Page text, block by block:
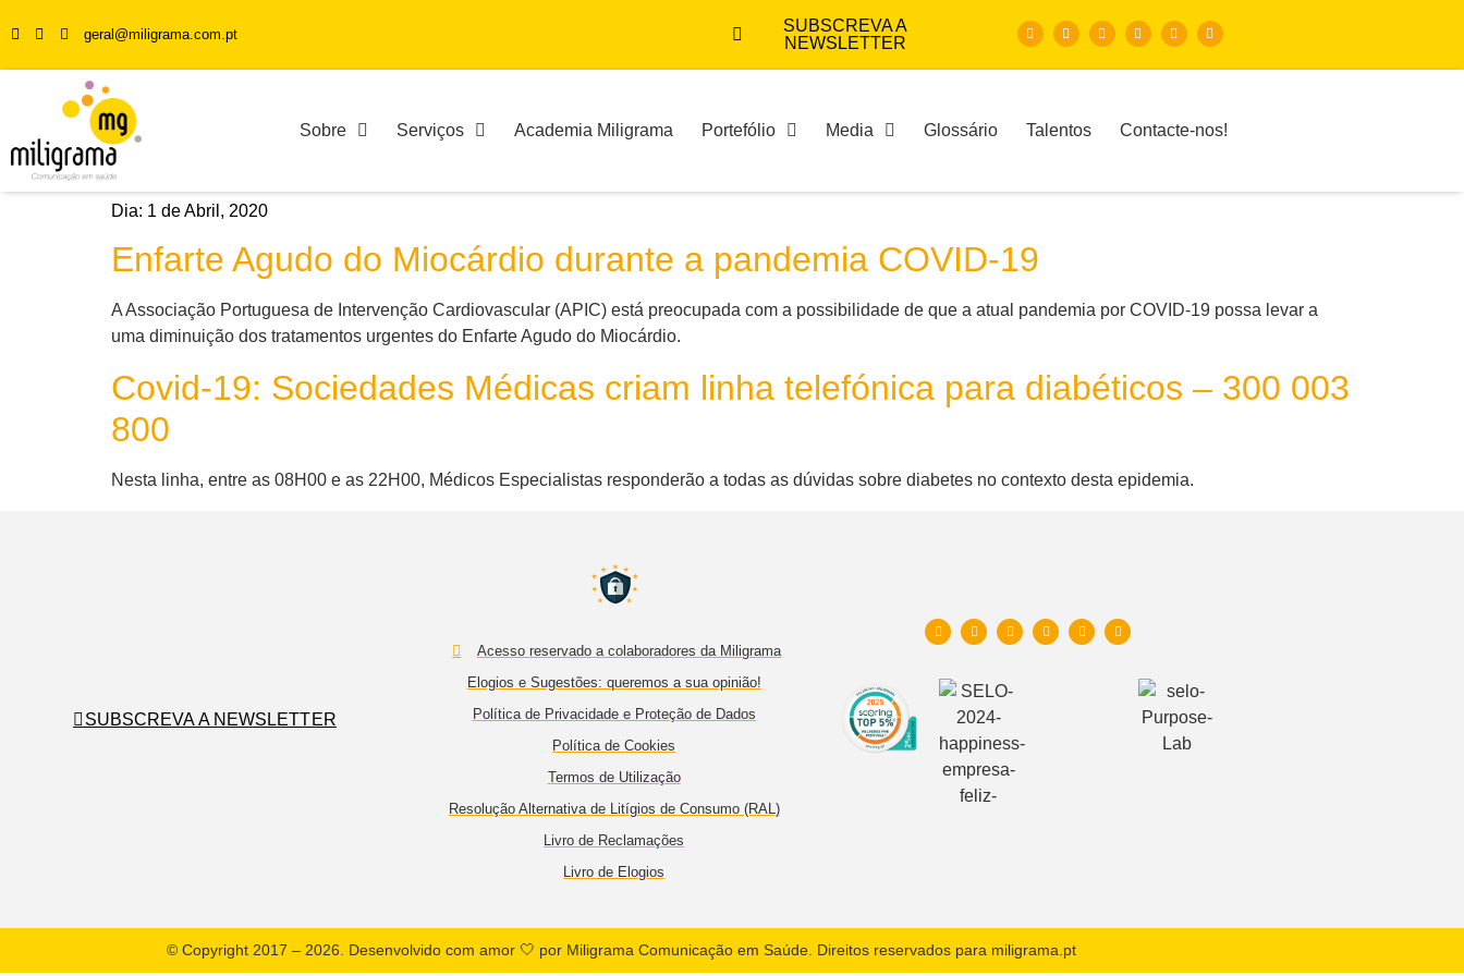
geral@miligrama.com.pt
SUBSCREVA A
NEWSLETTER
Sobre Serviços Academia Miligrama Portefólio Media Glossário Talentos Contacte-nos!
Dia: 1 de Abril, 2020
Enfarte Agudo do Miocárdio durante a pandemia COVID-19
A Associação Portuguesa de Intervenção Cardiovascular (APIC) está preocupada com a possibilidade de que a atual pandemia por COVID-19 possa levar a
uma diminuição dos tratamentos urgentes do Enfarte Agudo do Miocárdio.
Covid-19: Sociedades Médicas criam linha telefónica para diabéticos – 300 003
800
Nesta linha, entre as 08H00 e as 22H00, Médicos Especialistas responderão a todas as dúvidas sobre diabetes no contexto desta epidemia.
SUBSCREVA A NEWSLETTER
Acesso reservado a colaboradores da Miligrama
Elogios e Sugestões: queremos a sua opinião!
Política de Privacidade e Proteção de Dados
Política de Cookies
Termos de Utilização
Resolução Alternativa de Litígios de Consumo (RAL)
Livro de Reclamações
Livro de Elogios
© Copyright 2017 – 2026. Desenvolvido com amor 🤍 por Miligrama Comunicação em Saúde. Direitos reservados para miligrama.pt